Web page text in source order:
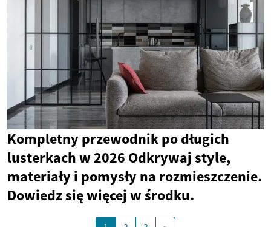
Kompletny przewodnik po długich
lusterkach w 2026 Odkrywaj style,
materiały i pomysły na rozmieszczenie.
Dowiedz się więcej w środku.